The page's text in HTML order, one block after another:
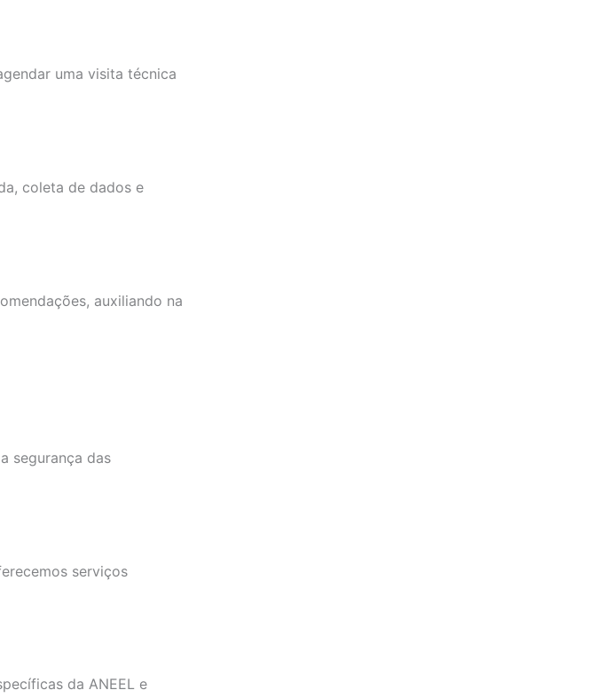
uma visita técnica
coleta de dados e
auxiliando na
segurança das
serviços
da ANEEL e